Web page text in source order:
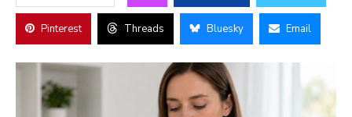
Pinterest Threads Bluesky Email